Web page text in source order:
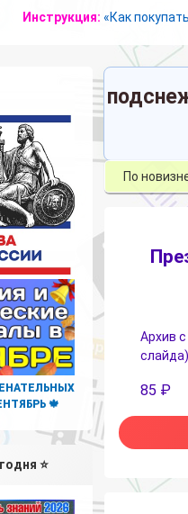
Инструкция: «Как
Архив
слайда).
85 ₽
🍁
⭐